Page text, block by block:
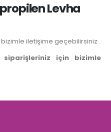
Levha
iletişime geçebilirsiniz .
için bizimle